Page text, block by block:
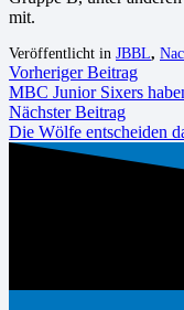
mit.
Veröffentlicht in JBBL,
Vorheriger Beitrag
MBC Junior Sixers
Nächster Beitrag
Die Wölfe entscheiden